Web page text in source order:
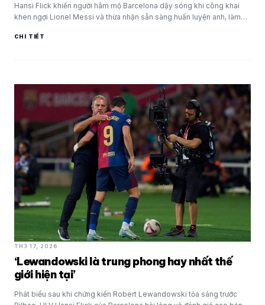
Hansi Flick khiến người hâm mộ Barcelona dậy sóng khi công khai
khen ngợi Lionel Messi và thừa nhận sẵn sàng huấn luyện anh, làm…
CHI TIẾT
TH3 17, 2026
‘Lewandowski là trung phong hay nhất thế
giới hiện tại’
Phát biểu sau khi chứng kiến Robert Lewandowski tỏa sáng trước